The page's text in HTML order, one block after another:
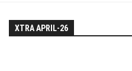
XTRA APRIL-26